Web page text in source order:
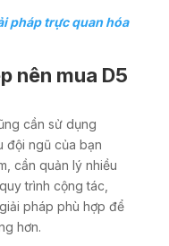
pháp trực quan hóa
nên mua D5
cần sử dụng
đội ngũ của bạn
cần quản lý nhiều
trình cộng tác,
pháp phù hợp để
hơn.